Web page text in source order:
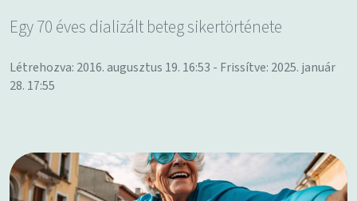
Egy 70 éves dializált beteg sikertörténete
Létrehozva: 2016. augusztus 19. 16:53 - Frissítve: 2025. január
28. 17:55